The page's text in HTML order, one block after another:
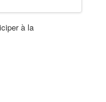
à la